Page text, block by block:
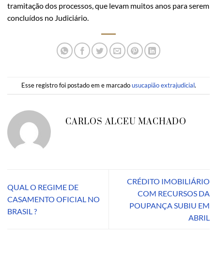
tramitação dos processos, que levam muitos anos para serem
concluídos no Judiciário.
Esse registro foi postado em e marcadousucapião extrajudicial.
CARLOS ALCEU MACHADO
QUAL O REGIME DE
CASAMENTO OFICIAL NO
BRASIL ?
CRÉDITO IMOBILIÁRIO
COM RECURSOS DA
POUPANÇA SUBIU EM
ABRIL